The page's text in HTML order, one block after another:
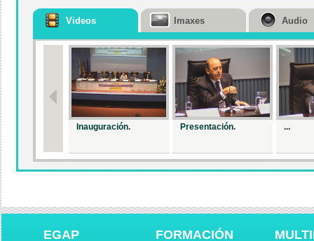
Videos
Inauguración. Presentación. ...
Acto de Clausura
Inauguración do
Imaxes Audio
EGAP FORMACIÓN